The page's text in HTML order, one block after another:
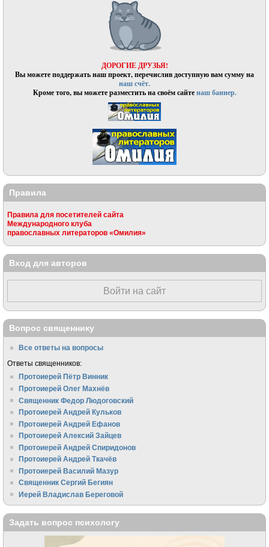
ДОРОГИЕ ДРУЗЬЯ!
Вы можете поддержать наш проект, перечислив доступную вам сумму на
наш счёт.
Кроме того, вы можете разместить на своём сайтенаш баннер.
Правила
Правила для посетителей сайта
Международного клуба
православных литераторов «Омилия»
Вход для авторов
Войти на сайт
Вопрос священнику
Все ответы на вопросы
Ответы священников:
Протоиерей Пётр Винник
Протоиерей Олег Махнёв
Священник Федор Людоговский
Протоиерей Андрей Кульков
Протоиерей Андрей Ефанов
Протоиерей Алексий Зайцев
Протоиерей Андрей Спиридонов
Протоиерей Андрей Ткачёв
Протоиерей Василий Мазур
Священник Сергий Бегиян
Иерей Владислав Береговой
Задать вопрос психологу